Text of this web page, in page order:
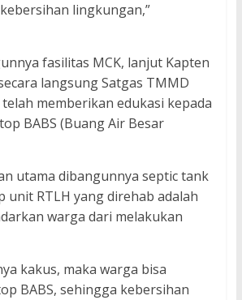
lingkungan,”
fasilitas MCK, lanjut Kapten
langsung Satgas TMMD
telah memberikan edukasi kepada
BABS (Buang Air Besar
utama dibangunnya septic tank
unit RTLH yang direhab adalah
warga dari melakukan
kakus, maka warga bisa
BABS, sehingga kebersihan